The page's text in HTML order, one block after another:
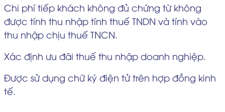
Chi phí tiếp khách không đủ chứng từ không
được tính thu nhập tính thuế TNDN và tính vào
thu nhập chịu thuế TNCN.
Xác định ưu đãi thuế thu nhập doanh nghiệp.
Được sử dụng chữ ký điện tử trên hợp đồng kinh
tế.